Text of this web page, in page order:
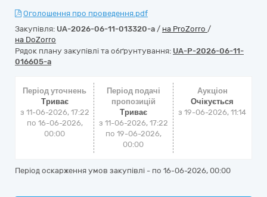
Оголошення про проведення.pdf
Закупівля: UA-2026-06-11-013320-a / на ProZorro /
на DoZorro
Рядок плану закупівлі та обґрунтування: UA-P-2026-06-11-
016605-a
Період уточнень
Триває
з 11-06-2026, 17:22
по 16-06-2026,
00:00
Період подачі
пропозицій
Триває
з 11-06-2026, 17:22
по 19-06-2026,
00:00
Аукціон
Очікується
з19-06-2026, 11:14
Період оскарження умов закупівлі - по 16-06-2026, 00:00